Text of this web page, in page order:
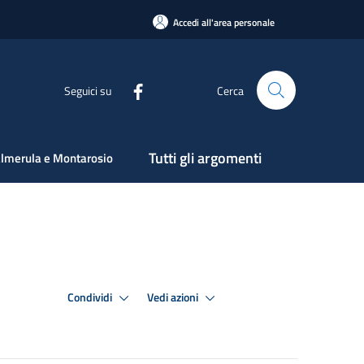
Accedi all'area personale
Seguici su Cerca
e Montarosio Tutti gli argomenti
Condividi Vedi azioni